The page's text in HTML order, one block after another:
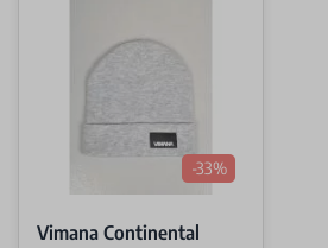
-33%
Vimana Continental